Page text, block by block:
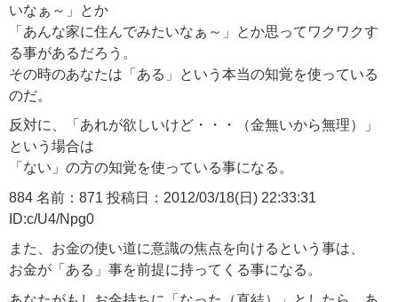
いなぁ～」とか
「あんな家に住んでみたいなぁ～」とか思ってワクワクす
る事があるだろう。
その時のあなたは「ある」という本当の知覚を使っている
のだ。
反対に、「あれが欲しいけど・・・（金無いから無理）」
という場合は
「ない」の方の知覚を使っている事になる。
884 名前：871 投稿日：2012/03/18(日) 22:33:31
ID:c/U4/Npg0
また、お金の使い道に意識の焦点を向けるという事は、
お金が「ある」事を前提に持ってくる事になる。